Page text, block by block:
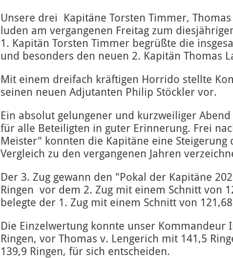
Unsere drei Kapitäne Torsten Timmer,
luden am vergangenen Freitag zum
1. Kapitän Torsten Timmer begrüßte die
und besonders den neuen 2. Kapitän Thomas
Mit einem dreifach kräftigen Horrido stellte
seinen neuen Adjutanten Philip Stöckler vor.
Ein absolut gelungener und kurzweiliger
für alle Beteiligten in guter Erinnerung. Frei
Meister" konnten die Kapitäne eine Steigerung
Vergleich zu den vergangenen Jahren
Der 3. Zug gewann den "Pokal der Kapitäne
Ringen vor dem 2. Zug mit einem Schnitt von
belegte der 1. Zug mit einem Schnitt von
Die Einzelwertung konnte unser Kommandeur
Ringen, vor Thomas v. Lengerich mit 141,5
139,9 Ringen, für sich entscheiden.